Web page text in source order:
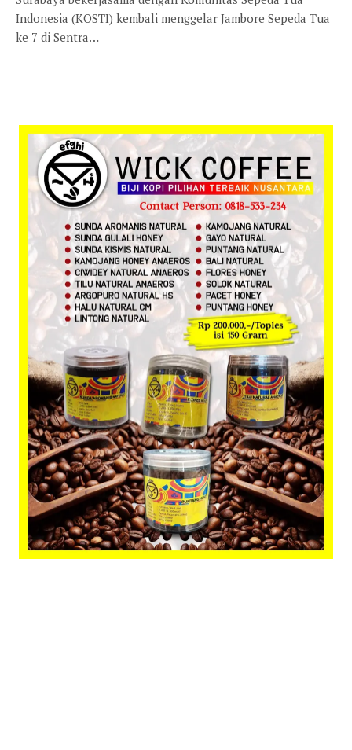
Indonesia (KOSTI) kembali menggelar Jambore Sepeda Tua
ke 7 di Sentra…